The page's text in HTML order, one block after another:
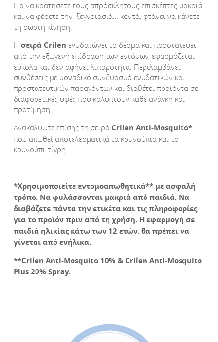
Για να κρατήσετε τους απρόσκλητους επισκέπτες μακριά
και να φέρετε την ξεγνοιασιά… κοντά, φτάνει να κάνετε
τη σωστή κίνηση.
Ησειρά Crilen ενυδατώνει το δέρμα και προστατεύει
από την εξωγενή επίδραση των εντόμων, εφαρμόζεται
εύκολα και δεν αφήνει λιπαρότητα. Περιλαμβάνει
συνθέσεις με μοναδικό συνδυασμό ενυδατικών και
προστατευτικών παραγόντων και διαθέτει προϊόντα σε
διαφορετικές υφές που καλύπτουν κάθε ανάγκη και
προτίμηση.
Ανακαλύψτε επίσης τη σειρά Crilen Anti-Mosquito*
που απωθεί αποτελεσματικά τα κουνούπια και το
κουνούπι-τίγρη.
*Χρησιμοποιείτε εντομοαπωθητικά** με ασφαλή
τρόπο. Να φυλάσσονται μακριά από παιδιά. Να
διαβάζετε πάντα την ετικέτα και τις πληροφορίες
για το προϊόν πριν από τη χρήση. Η εφαρμογή σε
παιδιά ηλικίας κάτω των 12 ετών, θα πρέπει να
γίνεται από ενήλικα.
**Crilen Anti-Mosquito 10% & Crilen Anti-Mosquito
Plus 20% Spray.